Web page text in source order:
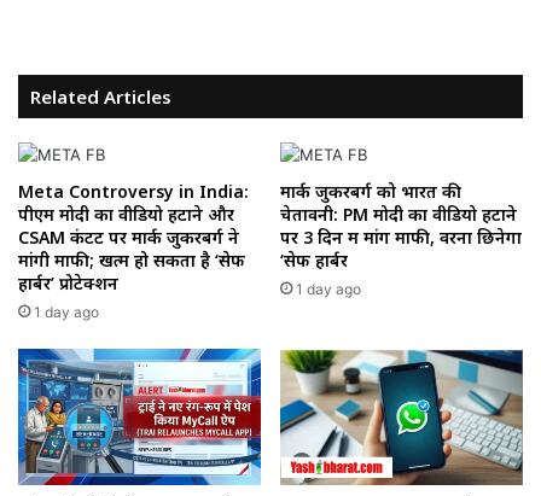
Related Articles
Meta Controversy in India:
पीएम मोदी का वीडियो हटाने और
CSAM कंटेंट पर मार्क जुकरबर्ग ने
मांगी माफी; खत्म हो सकता है ‘सेफ
हार्बर’ प्रोटेक्शन
1 day ago
मार्क जुकरबर्ग को भारत की
चेतावनी: PM मोदी का वीडियो हटाने
पर 3 दिन में मांगें माफी, वरना छिनेगा
‘सेफ हार्बर
1 day ago